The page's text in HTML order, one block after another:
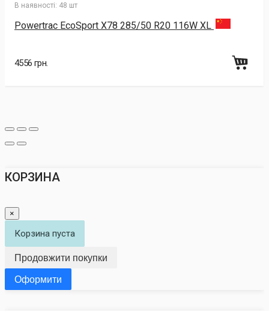
В наявності: 48 шт
Powertrac EcoSport X78 285/50 R20 116W XL
4556 грн.
КОРЗИНА
×
Корзина пуста
Продовжити покупки
Оформити